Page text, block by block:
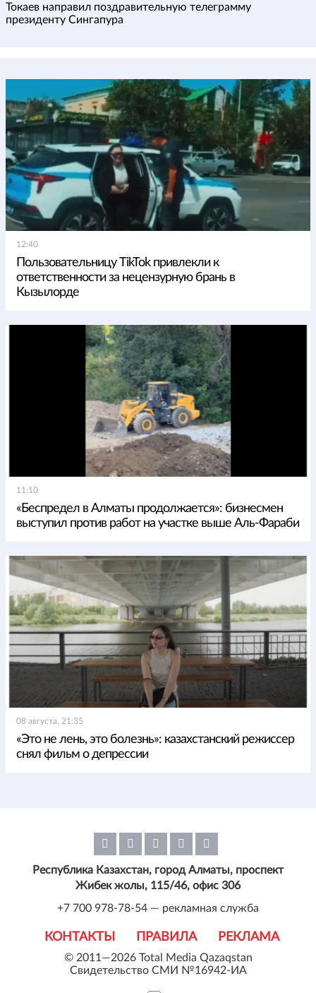
Токаев направил поздравительную телеграмму
президенту Сингапура
12:40
Пользовательницу TikTok привлекли к
ответственности за нецензурную брань в
Кызылорде
11:10
«Беспредел в Алматы продолжается»: бизнесмен
выступил против работ на участке выше Аль-Фараби
08 августа, 21:35
«Это не лень, это болезнь»: казахстанский режиссер
снял фильм о депрессии
© 2011—2026 Total Media Qazaqstan
Свидетельство СМИ №16942-ИА
КОНТАКТЫ ПРАВИЛА РЕКЛАМА
Республика Казахстан, город Алматы, проспект
Жибек жолы, 115/46, офис 306
+7 700 978-78-54 — рекламная служба